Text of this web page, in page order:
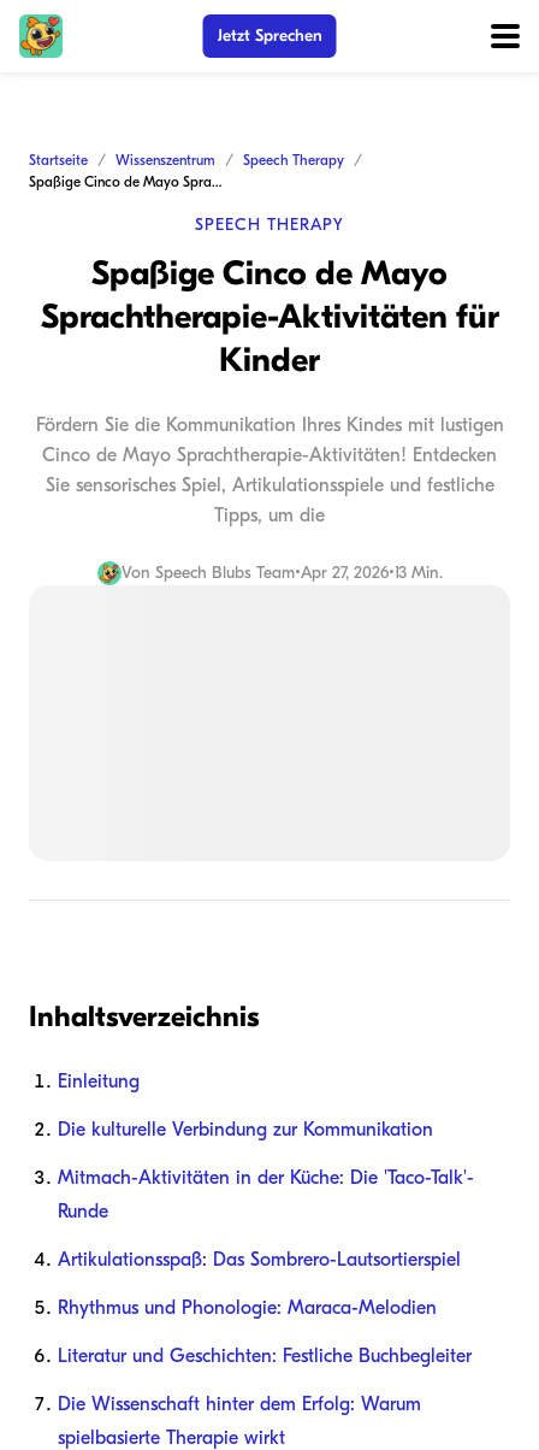
Jetzt Sprechen
Startseite Wissenszentrum
Speech Therapy
Spaßige Cinco de Mayo Sprachtherapie-Aktivitäten für Kinder
SPEECH THERAPY
Spaßige Cinco de Mayo
Sprachtherapie-Aktivitäten für
Kinder
Fördern Sie die Kommunikation Ihres Kindes mit lustigen
Cinco de Mayo Sprachtherapie-Aktivitäten! Entdecken
Sie sensorisches Spiel, Artikulationsspiele und festliche
Tipps, um die
Von Speech Blubs Team•Apr 27, 2026•13 Min.
Inhaltsverzeichnis
Einleitung
Die kulturelle Verbindung zur Kommunikation
Mitmach-Aktivitäten in der Küche: Die 'Taco-Talk'-
Runde
Artikulationsspaß: Das Sombrero-Lautsortierspiel
Rhythmus und Phonologie: Maraca-Melodien
Literatur und Geschichten: Festliche Buchbegleiter
Die Wissenschaft hinter dem Erfolg: Warum
spielbasierte Therapie wirkt